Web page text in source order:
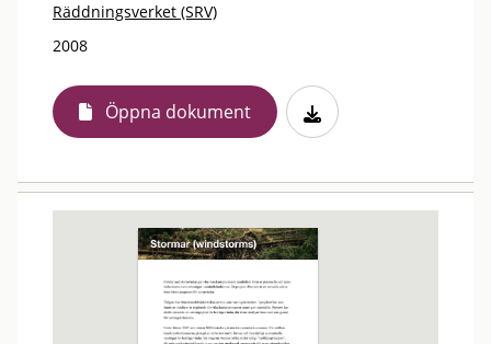
Räddningsverket (SRV)
2008
Öppna dokument